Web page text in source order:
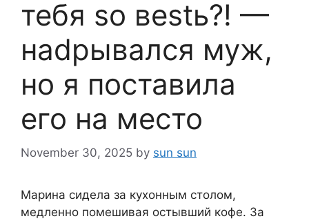
тебя sо веstь?! —
наdрывался муж,
но я поставила
его на место
November 30, 2025 by sun sun
Марина сидела за кухонным столом,
медленно помешивая остывший кофе. За